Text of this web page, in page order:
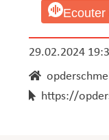
Ecouter
29.02.2024
https://